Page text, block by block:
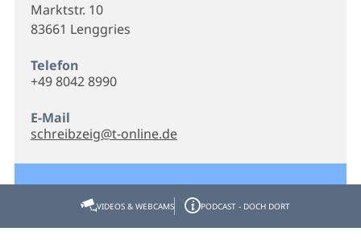
Marktstr. 10
83661 Lenggries
Telefon
+49 8042 8990
E-Mail
schreibzeig@t-online.de
VIDEOS & WEBCAMS PODCAST - DOCH DORT